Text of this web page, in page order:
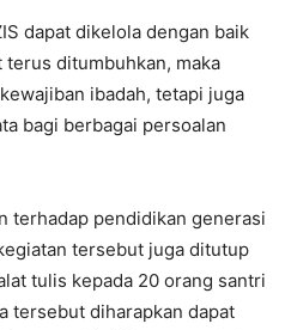
dapat dikelola dengan baik
terus ditumbuhkan, maka
ibadah, tetapi juga
bagi berbagai persoalan
terhadap pendidikan generasi
tersebut juga ditutup
tulis kepada 20 orang santri
tersebut diharapkan dapat